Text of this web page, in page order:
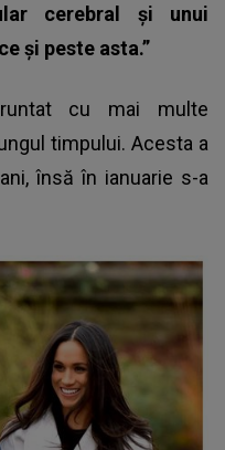
cerebral și unui
și peste asta.”
cu mai multe
timpului. Acesta a
însă în ianuarie s-a